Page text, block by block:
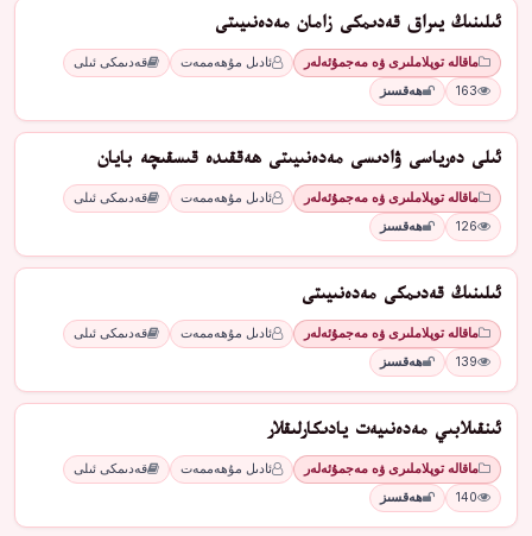
ئىلىنىڭ يىراق قەدىمكى زامان مەدەنىيىتى
ماقالە توپلاملىرى ۋە مەجمۇئەلەر ئادىل مۇھەممەت
قەدىمكى ئىلى
163
ھەقسىز
ئىلى دەرياسى ۋادىسى مەدەنىيىتى ھەققىدە قىسقىچە بايان
ماقالە توپلاملىرى ۋە مەجمۇئەلەر ئادىل مۇھەممەت
قەدىمكى ئىلى
126
ھەقسىز
ئىلىنىڭ قەدىمكى مەدەنىيىتى
ماقالە توپلاملىرى ۋە مەجمۇئەلەر ئادىل مۇھەممەت
قەدىمكى ئىلى
139
ھەقسىز
ئىنقىلابىي مەدەنىيەت يادىكارلىقلار
ماقالە توپلاملىرى ۋە مەجمۇئەلەر ئادىل مۇھەممەت
قەدىمكى ئىلى
140
ھەقسىز